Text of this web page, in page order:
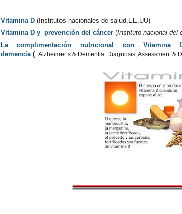
Vitamina D (Institutos nacionales de salud,EE.UU)
Vitamina D y prevención del cáncer(Instituto nacional del
La complimentación nutricional con
demencia(p Alzheimer’s & Dementia: Diagnosis, Assessment &